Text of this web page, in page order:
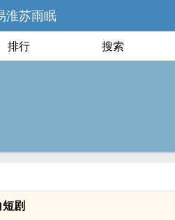
淮苏雨眠
排行 搜索
剧